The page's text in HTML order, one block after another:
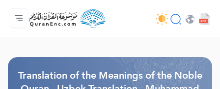
Home
Index of Translations
Audio
Developers' Services - API
About
Contact Us
Language
Translation of the Meanings of the Noble